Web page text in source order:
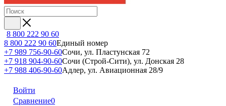
8 800 222 90 60
8 800 222 90 60Единый номер
+7 989 756-90-60Сочи, ул. Пластунская 72
+7 918 904-90-60Сочи (Строй-Сити), ул. Донская 28
+7 988 406-90-60Адлер, ул. Авиационная 28/9
Войти
Сравнение0